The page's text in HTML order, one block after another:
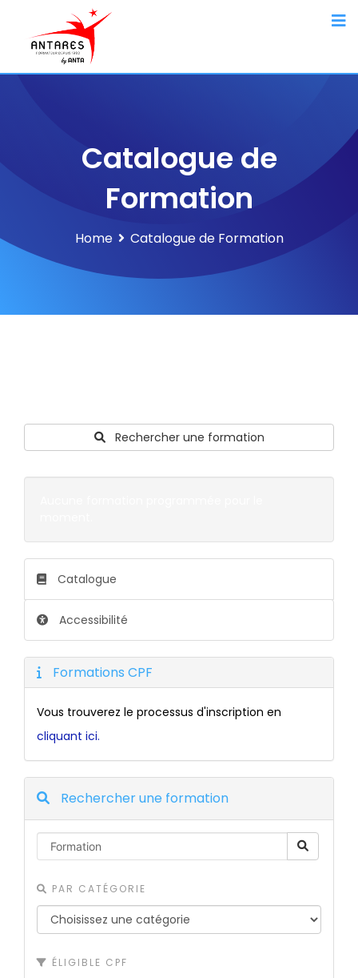
Catalogue de
Formation
Home Catalogue de Formation
Rechercher une formation
Calendrier
Catalogue
Accessibilité
Formations CPF
Vous trouverez le processus d'inscription en
cliquant ici.
Rechercher une formation
PAR CATÉGORIE
ÉLIGIBLE CPF